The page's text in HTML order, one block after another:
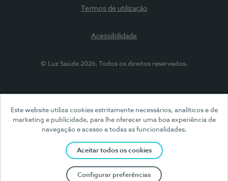
Este website utiliza cookies estritamente necessários, analíticos e de
marketing e publicidade, para lhe oferecer uma boa experiência de
navegação e acesso a todas as funcionalidades.
Aceitar todos os cookies
Configurar preferências
Termos de utilização
Acessibilidade
© Luz Saúde 2026. Todos os direitos reservados.